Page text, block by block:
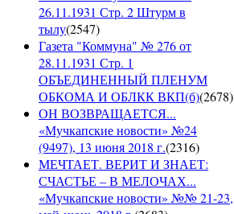
26.11.1931 Стр. 2 Штурм в
тылу(2547)
Газета "Коммуна" № 276 от
28.11.1931 Стр. 1
ОБЪЕДИНЕННЫЙ ПЛЕНУМ
ОБКОМА И ОБЛКК ВКП(б)(2678)
ОН ВОЗВРАЩАЕТСЯ...
«Мучкапские новости» №24
(9497), 13 июня 2018 г.(2316)
МЕЧТАЕТ. ВЕРИТ И ЗНАЕТ:
СЧАСТЬЕ – В МЕЛОЧАХ...
«Мучкапские новости» №№ 21-23,